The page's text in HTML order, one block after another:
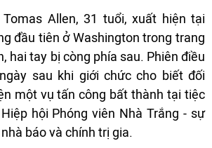
Allen, 31 tuổi, xuất hiện tại
đầu tiên ở Washington trong trang
hai tay bị còng phía sau. Phiên điều
sau khi giới chức cho biết đối
một vụ tấn công bất thành tại tiệc
hội Phóng viên Nhà Trắng - sự
báo và chính trị gia.